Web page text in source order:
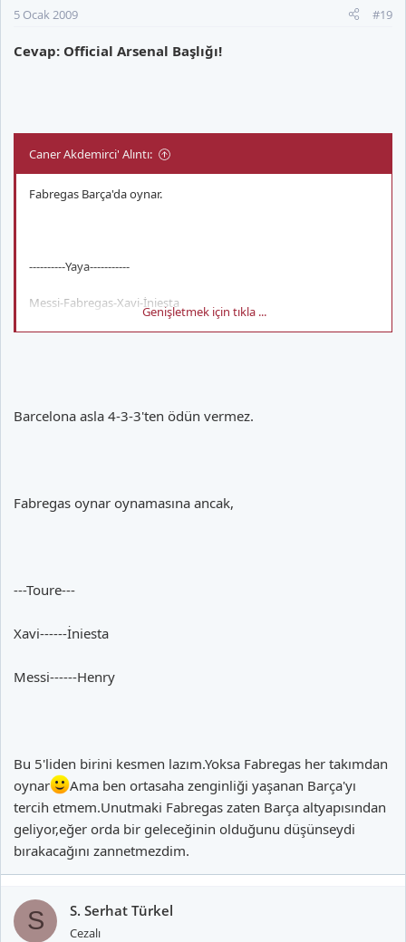
5 Ocak 2009 #19
Cevap: Official Arsenal Başlığı!
Caner Akdemirci' Alıntı:
Fabregas Barça'da oynar.
----------Yaya-----------
Messi-Fabregas-Xavi-İniesta
Genişletmek için tıkla ...
Barcelona asla 4-3-3'ten ödün vermez.
Fabregas oynar oynamasına ancak,
---Toure---
Xavi------İniesta
Messi------Henry
Bu 5'liden birini kesmen lazım.Yoksa Fabregas her takımdan
oynar
Ama ben ortasaha zenginliği yaşanan Barça'yı
tercih etmem.Unutmaki Fabregas zaten Barça altyapısından
geliyor,eğer orda bir geleceğinin olduğunu düşünseydi
bırakacağını zannetmezdim.
S S. Serhat Türkel
Cezalı